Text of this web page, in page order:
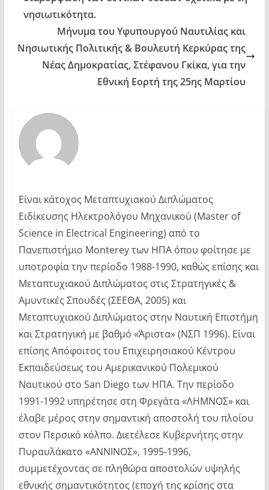
νησιωτικότητα.
Μήνυμα του Υφυπουργού Ναυτιλίας και
Νησιωτικής Πολιτικής & Βουλευτή Κερκύρας της
Νέας Δημοκρατίας, Στέφανου Γκίκα, για την
Εθνική Εορτή της 25ης Μαρτίου
Είναι κάτοχος Μεταπτυχιακού Διπλώματος
Ειδίκευσης Ηλεκτρολόγου Μηχανικού (Master of
Science in Electrical Engineering) από το
Πανεπιστήμιο Monterey των ΗΠΑ όπου φοίτησε με
υποτροφία την περίοδο 1988-1990, καθώς επίσης και
Μεταπτυχιακού Διπλώματος στις Στρατηγικές &
Αμυντικές Σπουδές (ΣΕΕΘΑ, 2005) και
Μεταπτυχιακού Διπλώματος στην Ναυτική Επιστήμη
και Στρατηγική με βαθμό «Άριστα» (ΝΣΠ 1996). Είναι
επίσης Απόφοιτος του Επιχειρησιακού Κέντρου
Εκπαιδεύσεως του Αμερικανικού Πολεμικού
Ναυτικού στο San Diego των ΗΠΑ. Την περίοδο
1991-1992 υπηρέτησε στη Φρεγάτα «ΛΗΜΝΟΣ» και
έλαβε μέρος στην σημαντική αποστολή του πλοίου
στον Περσικό κόλπο. Διετέλεσε Κυβερνήτης στην
Πυραυλάκατο «ΑΝΝΙΝΟΣ», 1995-1996,
συμμετέχοντας σε πληθώρα αποστολών υψηλής
εθνικής σημαντικότητος (εποχή της κρίσης στα